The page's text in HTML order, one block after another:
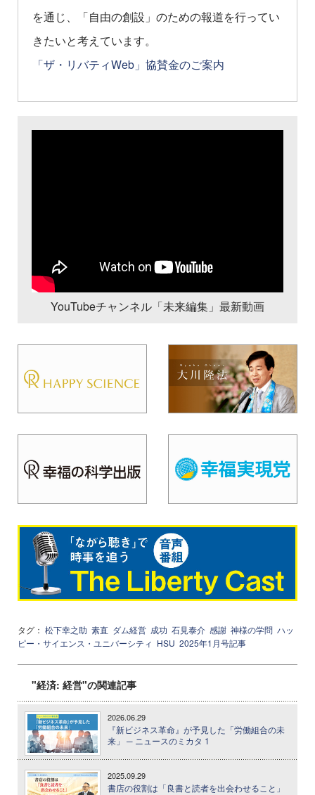
を通じ、「自由の創設」のための報道を行ってい
きたいと考えています。
「ザ・リバティWeb」協賛金のご案内
YouTubeチャンネル「未来編集」最新動画
タグ： 松下幸之助 素直 ダム経営 成功 石見泰介 感謝 神様の学問 ハッ
ピー・サイエンス・ユニバーシティ HSU 2025年1月号記事
"経済: 経営"の関連記事
2026.06.29
『新ビジネス革命』が予見した「労働組合の未
来」 ─ ニュースのミカタ 1
2025.09.29
書店の役割は「良書と読者を出会わせること」